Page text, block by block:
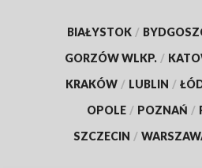
BIAŁYSTOK /
GORZÓW WLKP. /
KRAKÓW / LUBLIN /
OPOLE / POZNAŃ /
SZCZECIN /